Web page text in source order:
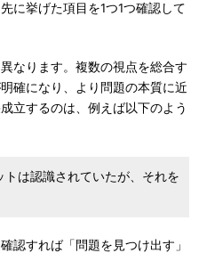
に挙げた項目を1つ1つ確認して
なります。複数の視点を総合す
確になり、より問題の本質に近
立するのは、例えば以下のよう
トは認識されていたが、それを
認すれば「問題を見つけ出す」